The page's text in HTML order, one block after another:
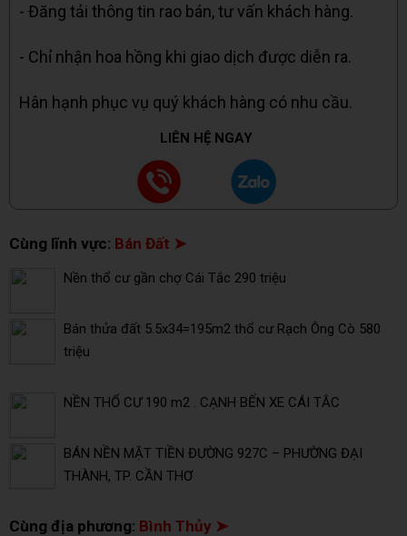
- Đăng tải thông tin rao bán, tư vấn khách hàng.
- Chỉ nhận hoa hồng khi giao dịch được diễn ra.
Hân hạnh phục vụ quý khách hàng có nhu cầu.
LIÊN HỆ NGAY
Cùng lĩnh vực: Bán Đất ➤
Nền thổ cư gần chợ Cái Tắc 290 triệu
Bán thửa đất 5.5x34=195m2 thổ cư Rạch Ông Cò 580
triệu
NỀN THỔ CƯ 190 m2 . CẠNH BẾN XE CÁI TẮC
BÁN NỀN MẶT TIỀN ĐƯỜNG 927C – PHƯỜNG ĐẠI
THÀNH, TP. CẦN THƠ
Cùng địa phương: Bình Thủy ➤